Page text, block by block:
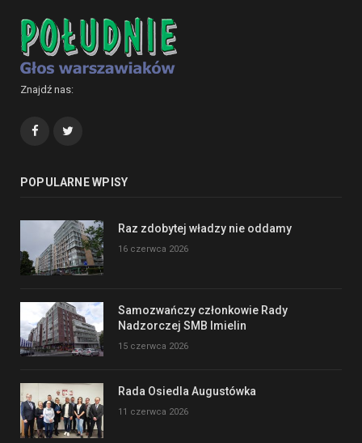
Znajdź nas:
Facebook
POPULARNE WPISY
Raz zdobytej władzy nie oddamy
16 czerwca 2026
Samozwańczy członkowie Rady
Nadzorczej SMB Imielin
15 czerwca 2026
Rada Osiedla Augustówka
11 czerwca 2026